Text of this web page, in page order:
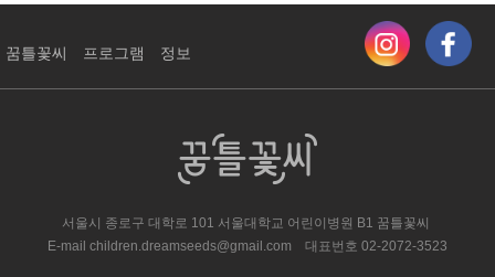
꿈틀꽃씨 프로그램 정보
서울시 종로구 대학로 101 서울대학교 어린이병원 ​B1 꿈틀꽃씨
E-mail children.dreamseeds@gmail.com 대표번호 02-2072-3523